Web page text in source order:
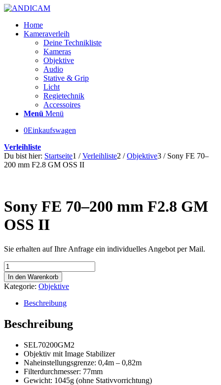
Home
Kameraverleih
Deine Technikliste
Kameras
Objektive
Audio
Stative & Grip
Licht
Regietechnik
Accessoires
Menü Menü
0Einkaufswagen
Verleihliste
Du bist hier: Startseite1 / Verleihliste2 / Objektive3 / Sony FE 70–
200 mm F2.8 GM OSS II
Sony FE 70–200 mm F2.8 GM
OSS II
Sie erhalten auf Ihre Anfrage ein individuelles Angebot per Mail.
Sony
FE
70–
200
GM
OSS
Menge
In den Warenkorb
Kategorie: Objektive
Beschreibung
Beschreibung
SEL70200GM2
Objektiv mit Image Stabilizer
Naheinstellungsgrenze: 0,4m – 0,82m
Filterdurchmesser: 77mm
Gewicht: 1045g (ohne Stativvorrichtung)